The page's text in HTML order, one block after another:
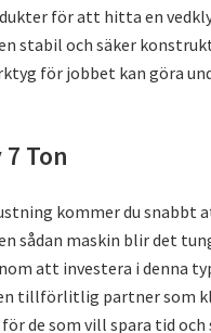
för att hitta en
stabil och säker
för jobbet kan göra
Ton
kommer du snabbt
sådan maskin blir det
att investera i denna
tillförlitlig partner som
de som vill spara tid och